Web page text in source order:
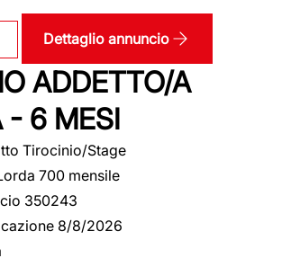
Dettaglio annuncio
ADDETTO/A
- 6 MESI
Tirocinio/Stage
700 mensile
350243
8/8/2026